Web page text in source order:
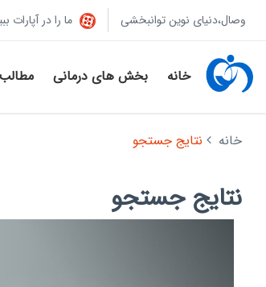
وصال،دنیای نوین توانبخشی ما را در آپارات
خانه بخش های درمانی
خانه نتایج جستجو
نتایج جستجو